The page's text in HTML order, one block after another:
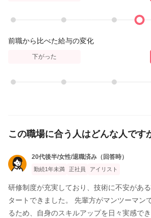
前職から比べた給与の変化
下がった
この職場に合う人はどんな人です
20代後半/女性/退職済み（回答時）
勤続1年未満 正社員 アイリスト
研修制度が充実しており、技術に不安があ
タートできました。 先輩方がマンツーマン
るため、自身のスキルアップを日々実感で